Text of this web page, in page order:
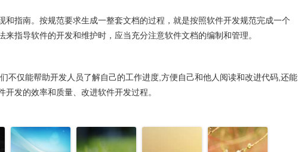
和指南。按规范要求生成一整套文档的过程，就是按照软件开发规范完成一个
指导软件的开发和维护时，应当充分注意软件文档的编制和管理。
不仅能帮助开发人员了解自己的工作进度,方便自己和他人阅读和改进代码,还能
发的效率和质量、改进软件开发过程。